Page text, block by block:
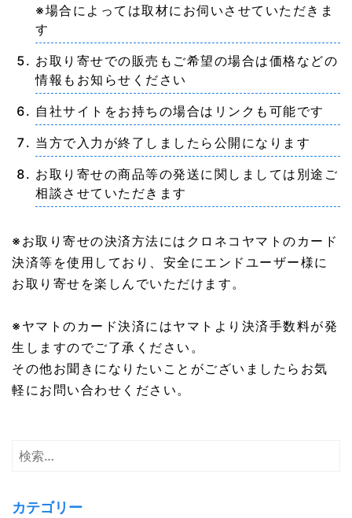
※場合によっては取材にお伺いさせていただきま
す
お取り寄せでの販売もご希望の場合は価格などの
情報もお知らせください
自社サイトをお持ちの場合はリンクも可能です
当方で入力が終了しましたら公開になります
お取り寄せの商品等の発送に関しましては別途ご
相談させていただきます
※お取り寄せの決済方法にはクロネコヤマトのカード
決済等を使用しており、安全にエンドユーザー様に
お取り寄せを楽しんでいただけます。
※ヤマトのカード決済にはヤマトより決済手数料が発
生しますのでご了承ください。
その他お聞きになりたいことがございましたらお気
軽にお問い合わせください。
検
カテゴリー